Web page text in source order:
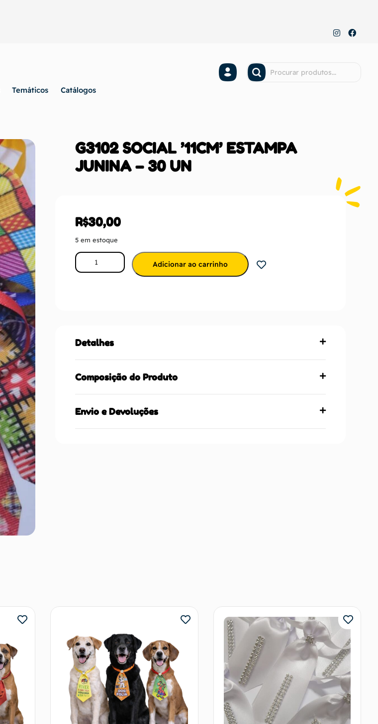
Temáticos Catálogos
G3102 SOCIAL ’11CM’ ESTAMPA
JUNINA – 30 UN
R$30,00
5 em estoque
Adicionar ao carrinho
Detalhes
Composição do Produto
Envio e Devoluções